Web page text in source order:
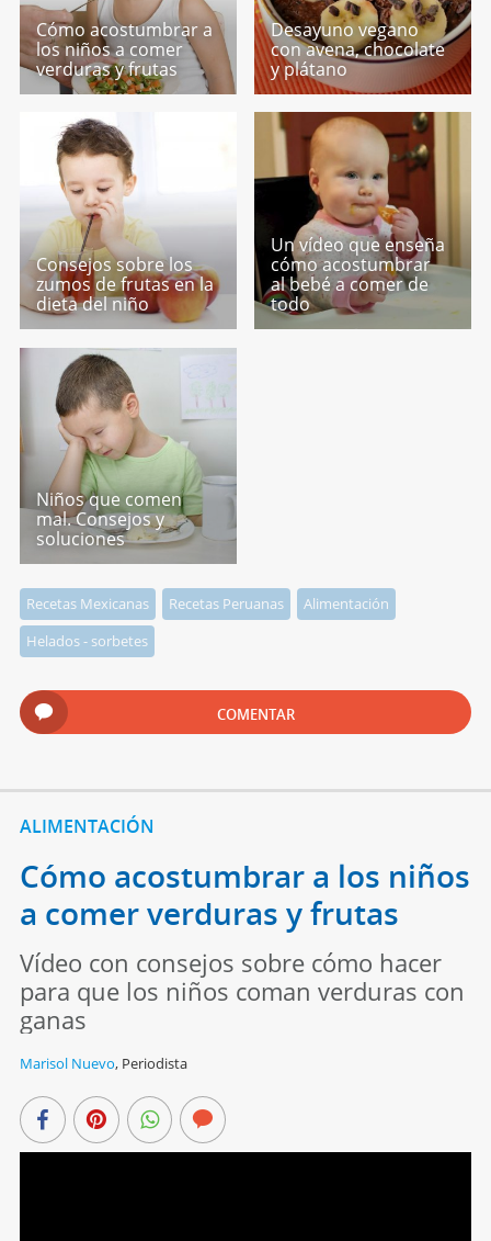
Cómo acostumbrar a
los niños a comer
verduras y frutas
Desayuno vegano
con avena, chocolate
y plátano
Consejos sobre los
zumos de frutas en la
dieta del niño
Un vídeo que enseña
cómo acostumbrar
al bebé a comer de
todo
Niños que comen
mal. Consejos y
soluciones
Recetas Mexicanas Recetas Peruanas
Alimentación
Helados - sorbetes
COMENTAR
ALIMENTACIÓN
Cómo acostumbrar a los niños
a comer verduras y frutas
Vídeo con consejos sobre cómo hacer
para que los niños coman verduras con
ganas
Marisol Nuevo, Periodista